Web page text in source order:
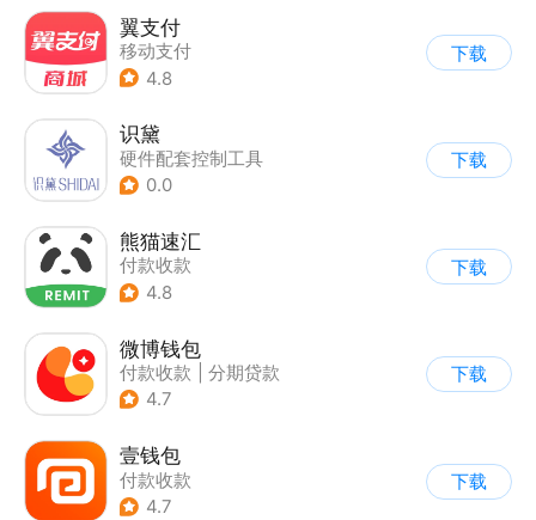
翼支付
移动支付
4.8
下载
识黛
硬件配套控制工具
0.0
下载
熊猫速汇
付款收款
4.8
下载
微博钱包
付款收款
分期贷款
4.7
下载
壹钱包
付款收款
4.7
下载